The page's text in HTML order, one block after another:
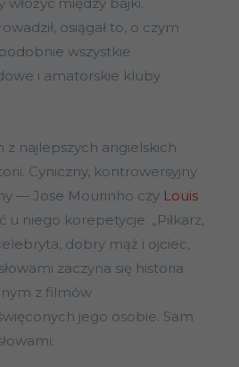
osiągał to, o czym
wszystkie
i amatorskie kluby
najlepszych angielskich
Cyniczny, kontrowersyjny
— Jose Mourinho czy Louis
u niego korepetycje. „Piłkarz,
dobry mąż i ojciec,
zaczyna się historia
z filmów
jego osobie. Sam